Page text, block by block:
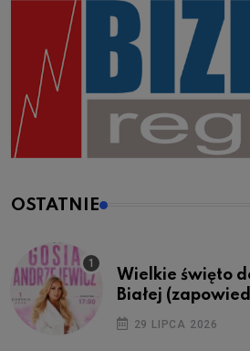
OSTATNIE
Wielkie święto
Białej
29 LIPCA 2026